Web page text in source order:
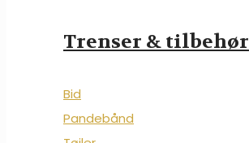
Trenser & tilbehør
Bid
Pandebånd